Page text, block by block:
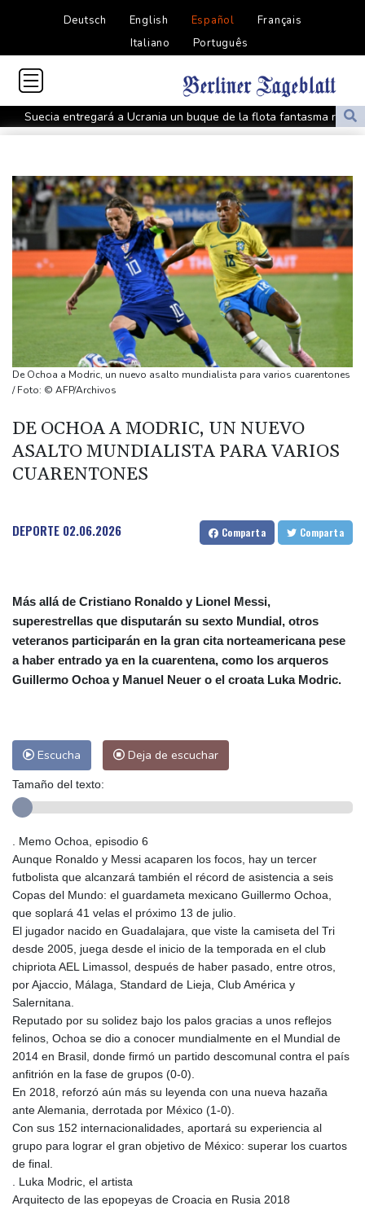
Deutsch English Español
Français
Italiano
Português
Suecia entregará a Ucrania un buque de la flota fantasma rusa
Tres claves de por qué Nicaragua llega al extremo de anular las
Los eclipses, una oportunidad para desentrañar los enigmas del
Sol
Pakistán restringe la cobertura de los medios extranjeros fuera
de sus principales ciudades
Las injerencias rusas se multiplican antes de las elecciones
presidenciales en Francia
Alemania detiene a un ucraniano acusado de espiar a un
fabricante de armas
Corea del Sur acusa a Pyongyang de haber disparado un
"proyectil no identificado"
hacerse australianas
El beneficio neto de Nintendo se disparó más del 50% en el
primer trimestre
cuenta con "cantidades masivas"
De Ochoa a Modric, un nuevo asalto mundialista para varios cuarentones
/ Foto: © AFP/Archivos
DE OCHOA A MODRIC, UN NUEVO
ASALTO MUNDIALISTA PARA VARIOS
CUARENTONES
DEPORTE 02.06.2026 Comparta Comparta
Más allá de Cristiano Ronaldo y Lionel Messi,
superestrellas que disputarán su sexto Mundial, otros
veteranos participarán en la gran cita norteamericana pese
a haber entrado ya en la cuarentena, como los arqueros
Guillermo Ochoa y Manuel Neuer o el croata Luka Modric.
Escucha Deja de escuchar
Tamaño del texto:
. Memo Ochoa, episodio 6
Aunque Ronaldo y Messi acaparen los focos, hay un tercer
futbolista que alcanzará también el récord de asistencia a seis
Copas del Mundo: el guardameta mexicano Guillermo Ochoa,
que soplará 41 velas el próximo 13 de julio.
El jugador nacido en Guadalajara, que viste la camiseta del Tri
desde 2005, juega desde el inicio de la temporada en el club
chipriota AEL Limassol, después de haber pasado, entre otros,
por Ajaccio, Málaga, Standard de Lieja, Club América y
Salernitana.
Reputado por su solidez bajo los palos gracias a unos reflejos
felinos, Ochoa se dio a conocer mundialmente en el Mundial de
2014 en Brasil, donde firmó un partido descomunal contra el país
anfitrión en la fase de grupos (0-0).
En 2018, reforzó aún más su leyenda con una nueva hazaña
ante Alemania, derrotada por México (1-0).
Con sus 152 internacionalidades, aportará su experiencia al
grupo para lograr el gran objetivo de México: superar los cuartos
de final.
. Luka Modric, el artista
Arquitecto de las epopeyas de Croacia en Rusia 2018